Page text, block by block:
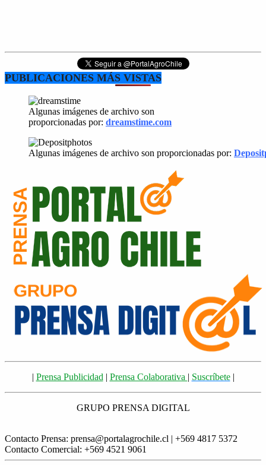
PUBLICACIONES MÁS VISTAS
Algunas imágenes de archivo son
proporcionadas por: dreamstime.com
Algunas imágenes de archivo son proporcionadas por:
| Prensa Publicidad| Prensa Colaborativa | Suscríbete|
GRUPO PRENSA DIGITAL
Contacto Prensa: prensa@portalagrochile.cl | +569 4817 5372
Contacto Comercial: +569 4521 9061